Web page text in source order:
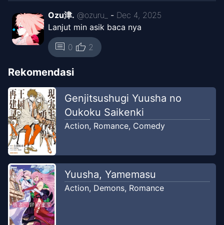
Chapter
Kitsune ID
Kitsune ID
Ozu津. @ozuru_ - Dec 4, 2025
Lanjut min asik baca nya
comment 0 thumb_up 2
Rekomendasi
Genjitsushugi Yuusha no
Oukoku Saikenki
Action, Romance, Comedy
Yuusha, Yamemasu
Action, Demons, Romance